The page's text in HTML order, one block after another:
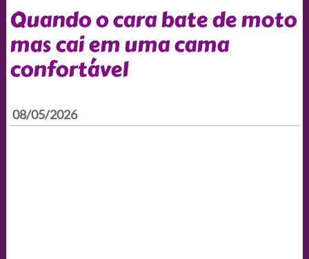
Quando o cara bate de moto
mas cai em uma cama
confortável
08/05/2026